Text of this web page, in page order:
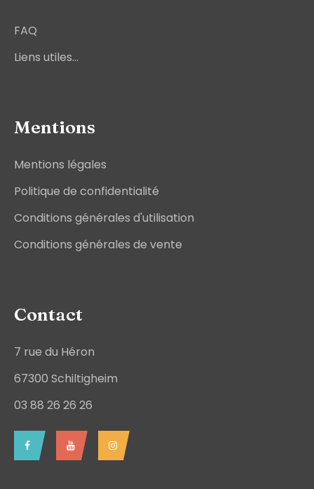
FAQ
Liens utiles...
Mentions
Mentions légales
Politique de confidentialité
Conditions générales d'utilisation
Conditions générales de vente
Contact
7 rue du Héron
67300 Schiltigheim
03 88 26 26 26